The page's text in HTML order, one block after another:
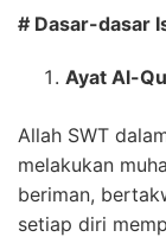
# Dasar-dasar
Ayat Al-
Allah SWT
melakukan
beriman,
setiap diri